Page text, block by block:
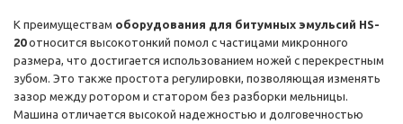
К преимуществам оборудования для битумных эмульсий HS-
20относится высокотонкий помол с частицами микронного
размера, что достигается использованием ножей с перекрестным
зубом. Это также простота регулировки, позволяющая изменять
зазор между ротором и статором без разборки мельницы.
Машина отличается высокой надежностью и долговечностью